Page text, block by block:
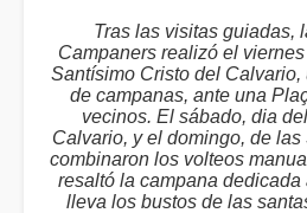
Tras las visitas guiadas,
Campaners realizó el
Santísimo Cristo del
de campanas, ante una
vecinos. El sábado, dia
Calvario, y el domingo, de
combinaron los volteos
resaltó la campana
lleva los bustos de las